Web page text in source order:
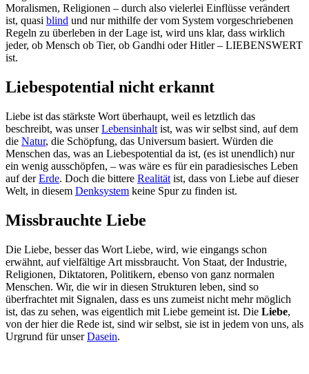
Moralismen, Religionen – durch also vielerlei Einflüsse verändert
ist, quasi blind und nur mithilfe der vom System vorgeschriebenen
Regeln zu überleben in der Lage ist, wird uns klar, dass wirklich
jeder, ob Mensch ob Tier, ob Gandhi oder Hitler – LIEBENSWERT
ist.
Liebespotential nicht erkannt
Liebe ist das stärkste Wort überhaupt, weil es letztlich das
beschreibt, was unserLebensinhalt ist, was wir selbst sind, auf dem
die Natur, die Schöpfung, das Universum basiert. Würden die
Menschen das, was an Liebespotential da ist, (es ist unendlich) nur
ein wenig ausschöpfen, – was wäre es für ein paradiesisches Leben
auf derErde. Doch die bittere Realität ist, dass von Liebe auf dieser
Welt, in diesem Denksystem keine Spur zu finden ist.
Missbrauchte Liebe
Die Liebe, besser das Wort Liebe, wird, wie eingangs schon
erwähnt, auf vielfältige Art missbraucht. Von Staat, der Industrie,
Religionen, Diktatoren, Politikern, ebenso von ganz normalen
Menschen. Wir, die wir in diesen Strukturen leben, sind so
überfrachtet mit Signalen, dass es uns zumeist nicht mehr möglich
ist, das zu sehen, was eigentlich mit Liebe gemeint ist. Die Liebe,
von der hier die Rede ist, sind wir selbst, sie ist in jedem von uns, als
Urgrund für unserDasein.